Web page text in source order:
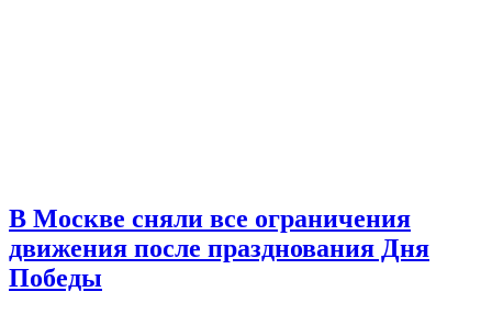
В Москве сняли все ограничения
движения после празднования Дня
Победы